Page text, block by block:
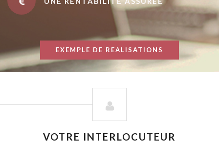
EXEMPLE DE REALISATIONS
VOTRE INTERLOCUTEUR